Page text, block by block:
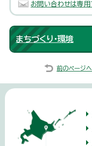
お問い合わせは専用
まちづくり・環境
前のページ